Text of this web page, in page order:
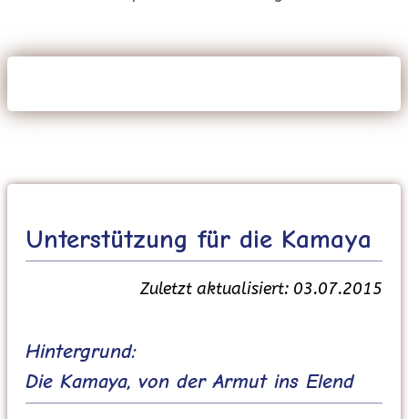
Unterstützung für die Kamaya
Zuletzt aktualisiert: 03.07.2015
Hintergrund:
Die Kamaya, von der Armut ins Elend